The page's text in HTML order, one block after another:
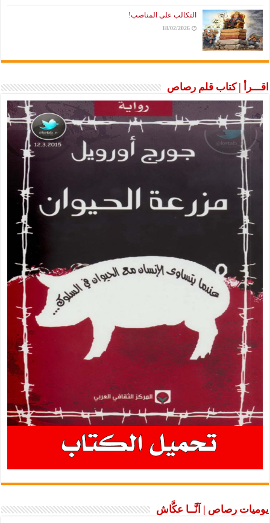
التكالب على المناصب!
18/02/2026
اقـــرأ | كتاب قلم رصاص
يوميات رصاص | آنَّــا عكَّاش